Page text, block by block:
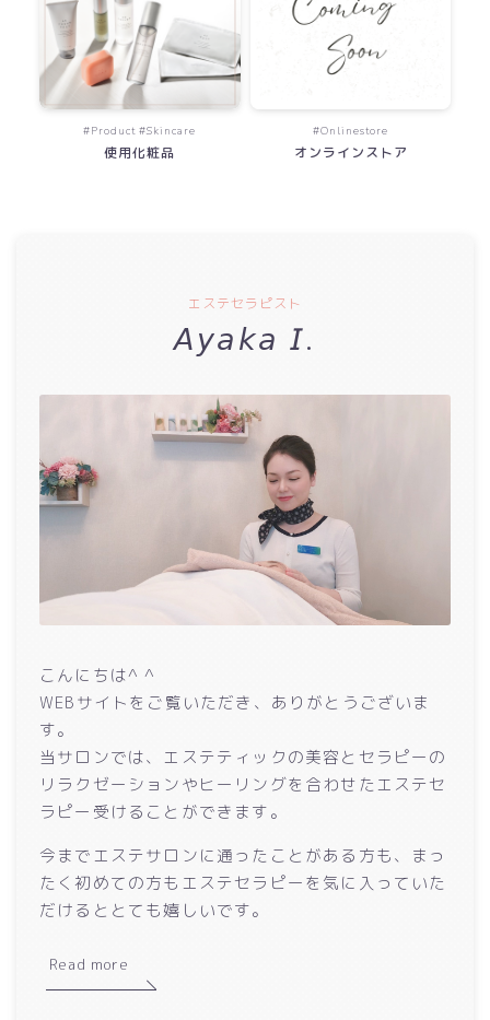
#Product #Skincare
使用化粧品
#Onlinestore
オンラインストア
エステセラピスト
𝘈𝘺𝘢𝘬𝘢 𝘐.
こんにちは^ ^
WEBサイトをご覧いただき、ありがとうございま
す。
当サロンでは、エステティックの美容とセラピーの
リラクゼーションやヒーリングを合わせたエステセ
ラピー受けることができます。
今までエステサロンに通ったことがある方も、まっ
たく初めての方もエステセラピーを気に入っていた
だけるととても嬉しいです。
Read more